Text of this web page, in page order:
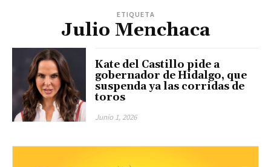
ETIQUETA
Julio Menchaca
Kate del Castillo pide a
gobernador de Hidalgo, que
suspenda ya las corridas de
toros
Junio 1, 2026